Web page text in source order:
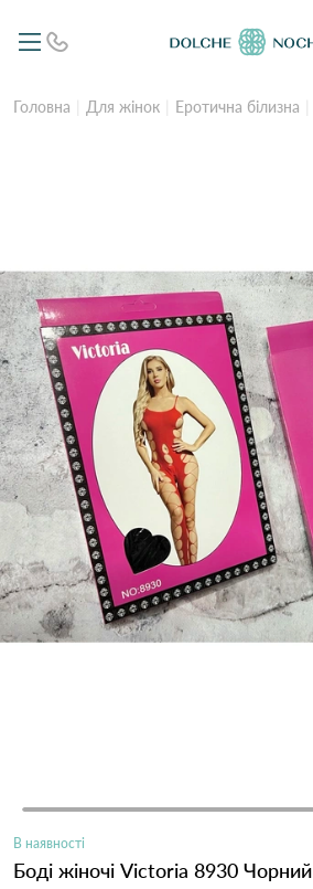
Головна Для жінок Еротична білизна
В наявності
Боді жіночі Victoria 8930 Чорний